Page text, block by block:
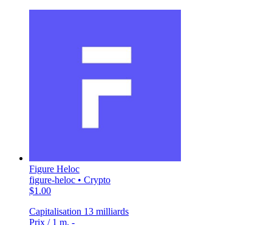
Figure Heloc
figure-heloc • Crypto
$1.00
Capitalisation 13 milliards
Prix / 1 m. -